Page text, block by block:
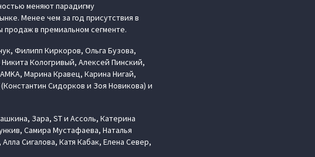
меняют парадигму
Менее чем за год присутствия в
в премиальном сегменте.
Филипп Киркоров, Ольга Бузова,
Кологривый, Алексей Пинский,
Марина Кравец, Карина Нигай,
Сидорков и Зоя Новикова) и
Зара, ST и Ассоль, Катерина
Самира Мустафаева, Наталья
Сигалова, Катя Кабак, Елена Север,